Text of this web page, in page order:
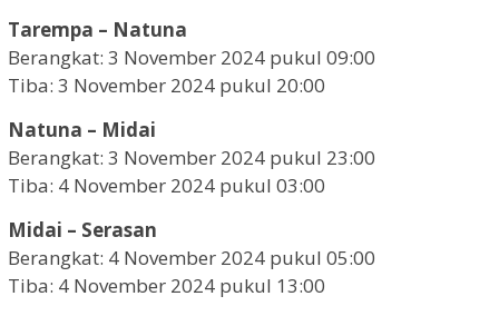
Tarempa – Natuna
Berangkat: 3 November 2024 pukul 09:00
Tiba: 3 November 2024 pukul 20:00
Natuna – Midai
Berangkat: 3 November 2024 pukul 23:00
Tiba: 4 November 2024 pukul 03:00
Midai – Serasan
Berangkat: 4 November 2024 pukul 05:00
Tiba: 4 November 2024 pukul 13:00